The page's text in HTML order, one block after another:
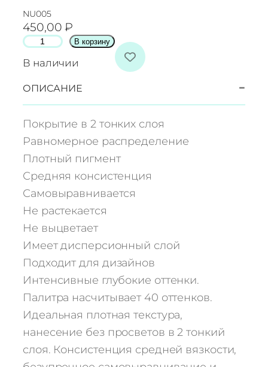
NU005
450,00₽
В наличии
К
о
и
ч
е
с
т
в
о
т
о
в
а
р
а
Г
е
л
л
В корзину
ОПИСАНИЕ −
Покрытие в 2 тонких слоя
Равномерное распределение
Плотный пигмент
Средняя консистенция
Самовыравнивается
Не растекается
Не выцветает
Имеет дисперсионный слой
Подходит для дизайнов
Интенсивные глубокие оттенки.
Палитра насчитывает 40 оттенков.
Идеальная плотная текстура,
нанесение без просветов в 2 тонкий
слоя. Консистенция средней вязкости,